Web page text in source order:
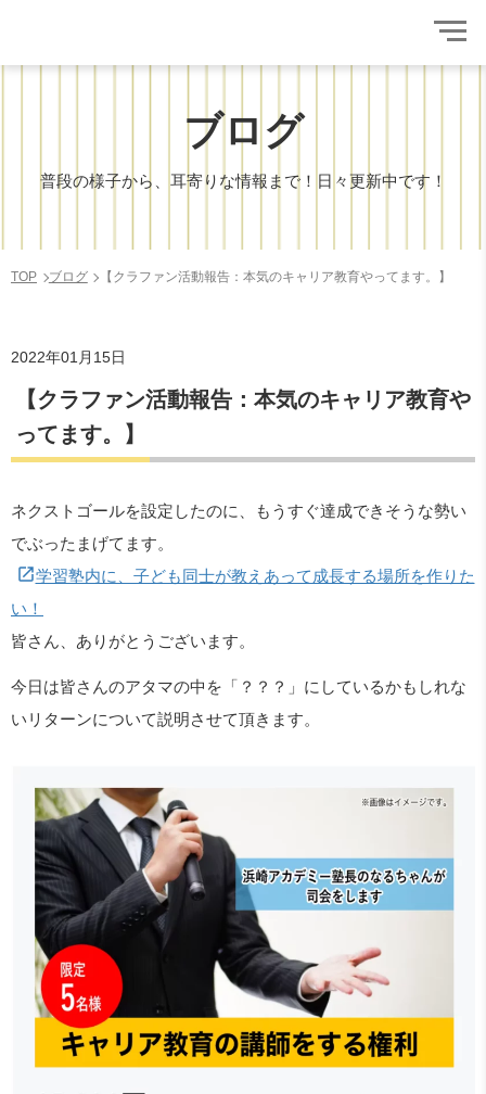
ブログ
普段の様子から、耳寄りな情報まで！日々更新中です！
TOP ブログ 【クラファン活動報告：本気のキャリア教育やってます。】
2022年01月15日
【クラファン活動報告：本気のキャリア教育や
ってます。】
ネクストゴールを設定したのに、もうすぐ達成できそうな勢い
でぶったまげてます。
学習塾内に、子ども同士が教えあって成長する場所を作りた
い！
皆さん、ありがとうございます。
今日は皆さんのアタマの中を「？？？」にしているかもしれな
いリターンについて説明させて頂きます。